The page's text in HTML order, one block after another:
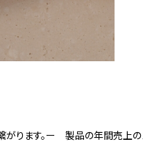
がります。ー 製品の年間売上